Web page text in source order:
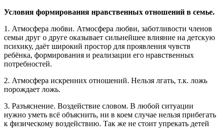
Условия формирования нравственных отношений в семье.
1. Атмосфера любви. Атмосфера любви, заботливости членов
семьи друг о друге оказывает сильнейшее влияние на детскую
психику, даёт широкий простор для проявления чувств
ребёнка, формирования и реализации его нравственных
потребностей.
2. Атмосфера искренних отношений. Нельзя лгать, т.к. ложь
порождает ложь.
3. Разъяснение. Воздействие словом. В любой ситуации
нужно уметь всё объяснить, ни в коем случае нельзя прибегать
к физическому воздействию. Так же не стоит упрекать детей